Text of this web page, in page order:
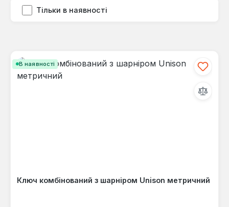
Тільки в наявності
В наявності
Ключ комбінований з шарніром Unison метричний